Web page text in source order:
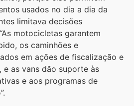
usados no dia a dia da
limitava decisões
motocicletas garantem
os caminhões e
em ações de fiscalização e
e as vans dão suporte às
e aos programas de